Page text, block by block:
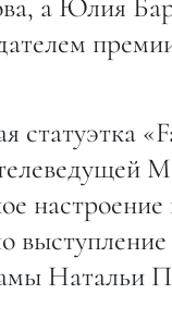
а Юлия
статуэтка
настроение
Натальи